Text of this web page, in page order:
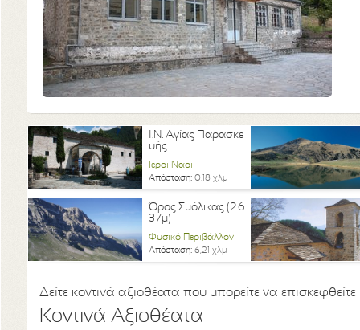
Ι.Ν. Αγίας Παρασκε
υής
Ιεροί Ναοί
Απόσταση: 0,18 χλμ
Όρος Σμόλικας (2.6
37μ)
Φυσικό Περιβάλλον
Απόσταση: 6,21 χλμ
Δείτε κοντινά αξιοθέατα που μπορείτε να επισκεφθείτε
Κοντινά Αξιοθέατα